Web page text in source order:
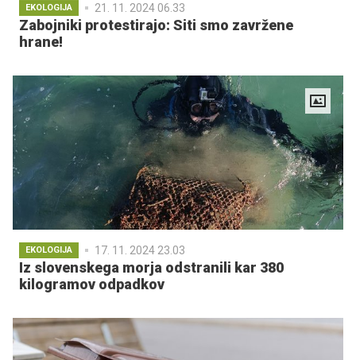
EKOLOGIJA 21. 11. 2024 06.33
Zabojniki protestirajo: Siti smo zavržene
hrane!
EKOLOGIJA 17. 11. 2024 23.03
Iz slovenskega morja odstranili kar 380
kilogramov odpadkov